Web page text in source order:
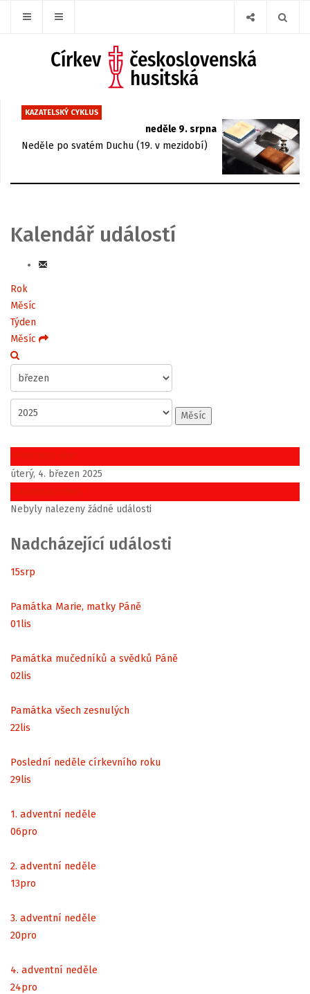
KAZATELSKÝ CYKLUS
neděle 9. srpna
Neděle po svatém Duchu (19. v mezidobí)
Kalendář událostí
Rok
Měsíc
Týden
Měsíc
Měsíc
Předchozí den
úterý, 4. březen 2025
Následující den
Nebyly nalezeny žádné události
Nadcházející události
15srp
Památka Marie, matky Páně
01lis
Památka mučedníků a svědků Páně
02lis
Památka všech zesnulých
22lis
Poslední neděle církevního roku
29lis
1. adventní neděle
06pro
2. adventní neděle
13pro
3. adventní neděle
20pro
4. adventní neděle
24pro